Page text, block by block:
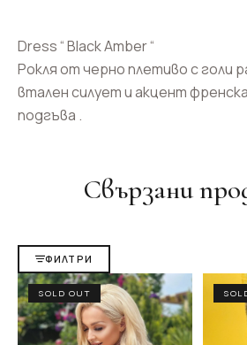
Dress “ Black Amber “
Рокля от черно плетиво с голи
втален силует и акцент
подгъва .
Свързани
ФИЛТРИ
SOLD OUT